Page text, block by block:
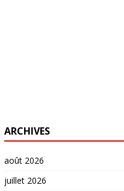
ARCHIVES
août 2026
juillet 2026